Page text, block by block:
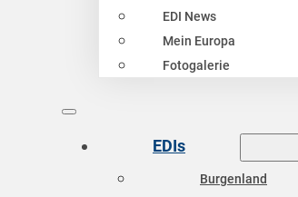
EDI News
Mein Europa
Fotogalerie
EDIs
Burgenland